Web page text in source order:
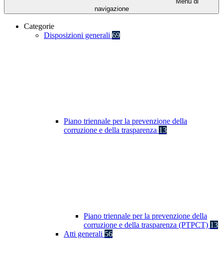
navigazione
Categorie
Disposizioni generali 69
Piano triennale per la prevenzione della
corruzione e della trasparenza 13
Piano triennale per la prevenzione della
corruzione e della trasparenza (PTPCT) 13
Atti generali 56